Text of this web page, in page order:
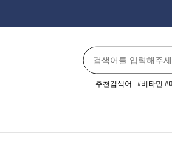
추천검색어 : #비타민 #